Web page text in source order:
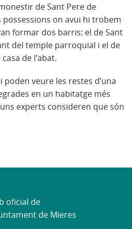
de Sant Pere de
possessions on avui hi trobem
formar dos barris: el de Sant
del temple parroquial i el de
de l’abat.
poden veure les restes d’una
en un habitatge més
experts consideren que són
oficial de
de Mieres